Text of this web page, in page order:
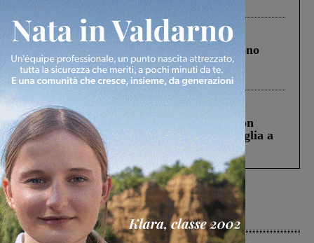
Cronaca 4 Agosto 2026
Un anno fa la strage in A1 in cui morirono
Gianni, Giulia e Franco. Lo schianto, il
processo, lo stop ai sorpassi fra tir....
Cronaca 3 Agosto 2026
Scomparso da una struttura di Castiglion
Fiorentino l’uomo che aveva ucciso la figlia a
Levane nel 2020